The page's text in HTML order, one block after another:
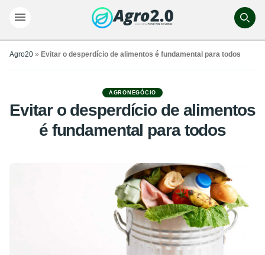
Agro20 » Evitar o desperdício de alimentos é fundamental para todos
AGRONEGÓCIO
Evitar o desperdício de alimentos
é fundamental para todos